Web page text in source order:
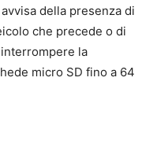
della presenza di
che precede o di
la
micro SD fino a 64